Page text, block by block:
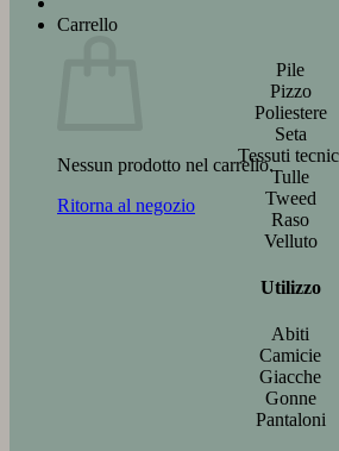
Carrello
Nessun prodotto nel carrello.
Ritorna al negozio
Pile
Pizzo
Poliestere
Seta
Tessuti
Tulle
Tweed
Raso
Velluto
Utilizzo
Abiti
Camicie
Giacche
Gonne
Pantaloni